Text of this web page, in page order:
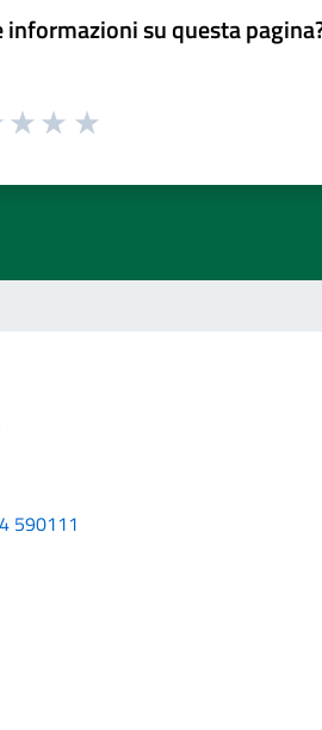
informazioni su questa
590111